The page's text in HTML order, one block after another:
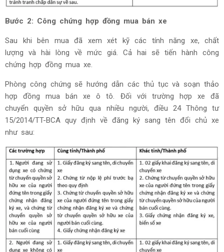
Bước 2: Công chứng hợp đồng mua bán xe
Sau khi bên mua đã xem xét kỹ các tính năng xe, chất
lượng và hài lòng về mức giá. Cả hai sẽ tiến hành công
chứng hợp đồng mua xe.
Phòng công chứng sẽ hướng dẫn các thủ tục và soạn thảo
hợp đồng mua bán xe ô tô. Đối với trường hợp xe đã
chuyển quyền sở hữu qua nhiều người, điều 24 Thông tư
15/2014/TT-BCA quy định về đăng ký sang tên đổi chủ xe
như sau: